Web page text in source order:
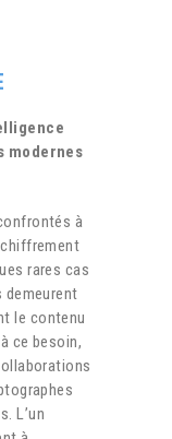
modernes
à
rares cas
le contenu
ce besoin,
L’un